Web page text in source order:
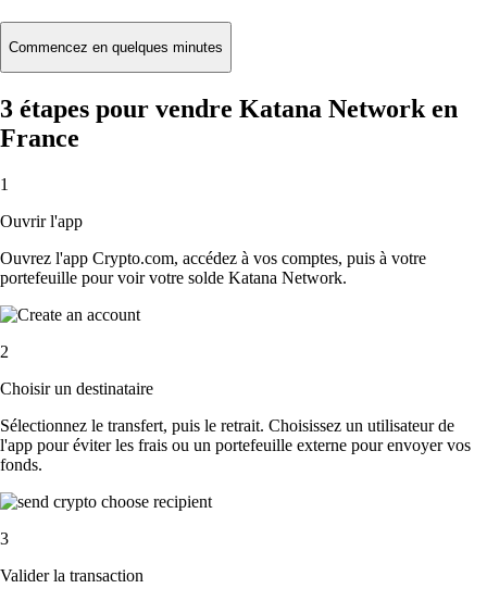
Commencez en quelques minutes
3 étapes pour vendre Katana Network en
France
1
Ouvrir l'app
Ouvrez l'app Crypto.com, accédez à vos comptes, puis à votre
portefeuille pour voir votre solde Katana Network.
2
Choisir un destinataire
Sélectionnez le transfert, puis le retrait. Choisissez un utilisateur de
l'app pour éviter les frais ou un portefeuille externe pour envoyer vos
fonds.
3
Valider la transaction